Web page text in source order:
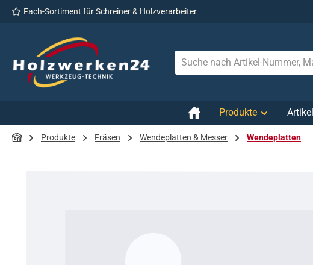
Hauptinhalt springen
Zur Suche springen
Zur Hauptnavigation springen
Fach-Sortiment für Schreiner & Holzverarbeiter
Produkte
Produkte Fräsen Wendeplatten & Messer Wendeplatten